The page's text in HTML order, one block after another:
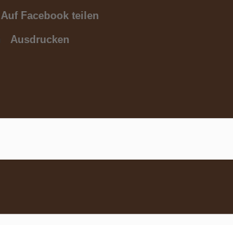
Auf Facebook teilen
Ausdrucken